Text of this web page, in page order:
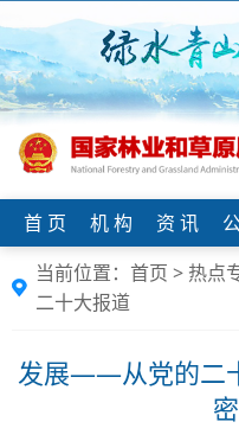
首 页 机 构 资 讯
当前位置： 首页 > 热点
二十大报道
发展——从党的二